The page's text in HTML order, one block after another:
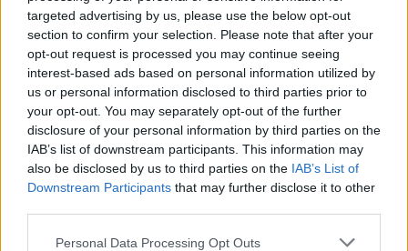
targeted advertising by us, please use the below opt-out
section to confirm your selection. Please note that after your
opt-out request is processed you may continue seeing
interest-based ads based on personal information utilized by
us or personal information disclosed to third parties prior to
your opt-out. You may separately opt-out of the further
disclosure of your personal information by third parties on the
IAB’s list of downstream participants. This information may
also be disclosed by us to third parties on the IAB’s List of
Downstream Participants that may further disclose it to other
Personal Data Processing Opt Outs
Zpravodajství
ŘSD opraví výtluky v Milínské ulici
Radek Ctibor - 29. 3. 2023
PŘÍBRAM - V loňském roce došlo k výměně vodohospodářského
majetku v Milínské ulici a položení nového asfaltového povrchu. V
současné době se Ředitelství silnic...